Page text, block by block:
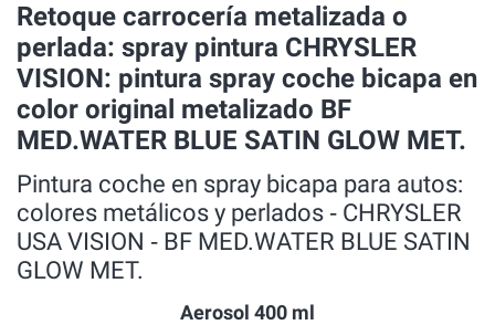
Retoque carrocería metalizada o
perlada: spray pintura CHRYSLER
VISION: pintura spray coche bicapa en
color original metalizado BF
MED.WATER BLUE SATIN GLOW MET.
Pintura coche en spray bicapa para autos:
colores metálicos y perlados ‐ CHRYSLER
USA VISION ‐ BF MED.WATER BLUE SATIN
GLOW MET.
Aerosol 400 ml